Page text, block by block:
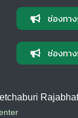
ช่องทา
ช่องทา